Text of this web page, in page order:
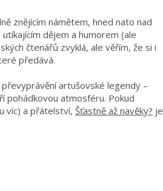
znějícím námětem, hned nato nad
dějem a humorem (ale
čtenářů zvyklá, ale věřím, že si i
předává.
artušovské legendy –
pohádkovou atmosféru. Pokud
víc) a přátelství, Šťastně až navěky? je